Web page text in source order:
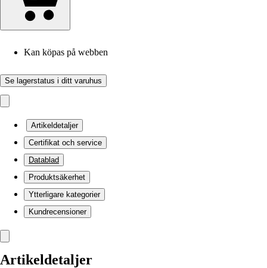
Kan köpas på webben
Se lagerstatus i ditt varuhus
Artikeldetaljer
Certifikat och service
Datablad
Produktsäkerhet
Ytterligare kategorier
Kundrecensioner
Artikeldetaljer